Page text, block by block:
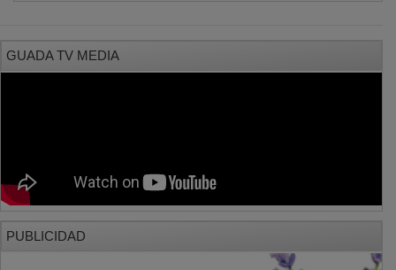
GUADA TV MEDIA
PUBLICIDAD